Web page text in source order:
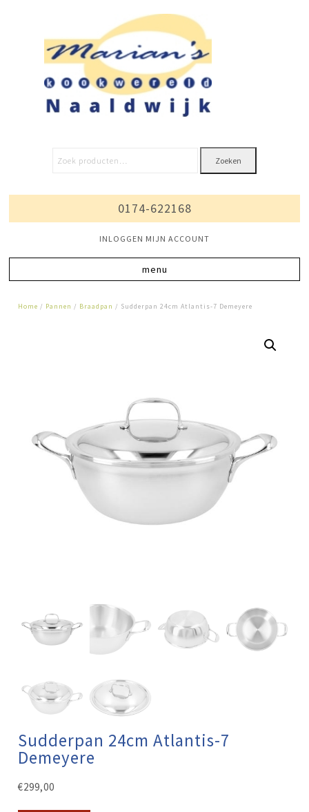
Zoeken
0174-622168
INLOGGEN MIJN ACCOUNT
Home / Pannen / Braadpan / Sudderpan 24cm Atlantis-7 Demeyere
Sudderpan 24cm Atlantis-7
Demeyere
€299,00